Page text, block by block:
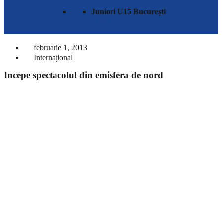
Juniori U15 București
februarie 1, 2013
Internațional
Incepe spectacolul din emisfera de nord